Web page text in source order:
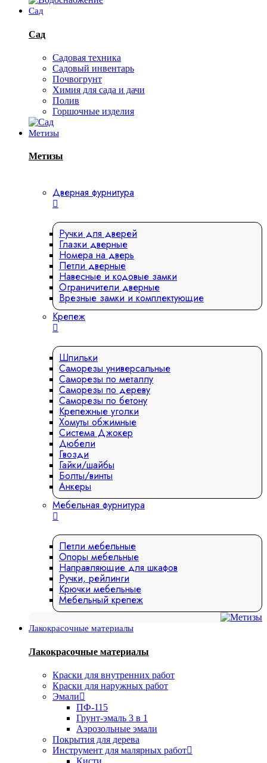
Сад
Сад
Садовая техника
Садовый инвентарь
Почвогрунт
Химия для сада и дачи
Полив
Горшочные изделия
Метизы
Метизы
Дверная фурнитура
Ручки для дверей
Глазки дверные
Номера на дверь
Петли дверные
Навесные и кодовые замки
Ограничители дверные
Врезные замки и комплектующие
Крепеж
Шпильки
Саморезы универсальные
Саморезы по металлу
Саморезы по дереву
Саморезы по бетону
Крепежные уголки
Хомуты обжимные
Система Джокер
Дюбели
Гвозди
Гайки/шайбы
Болты/винты
Анкеры
Мебельная фурнитура
Петли мебельные
Опоры мебельные
Направляющие для шкафов
Ручки, рейлинги
Крючки мебельные
Мебельный крепеж
Лакокрасочные материалы
Лакокрасочные материалы
Краски для внутренних работ
Краски для наружных работ
Эмали
ПФ-115
Грунт-эмаль 3 в 1
Аэрозольные эмали
Покрытия для дерева
Инструмент для малярных работ
Кисти